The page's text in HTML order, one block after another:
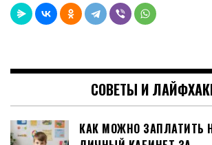
СОВЕТЫ И
КАК МОЖНО ЗАПЛАТИТЬ